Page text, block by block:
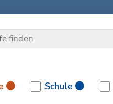
Schule